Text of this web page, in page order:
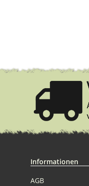
Informationen
AGB